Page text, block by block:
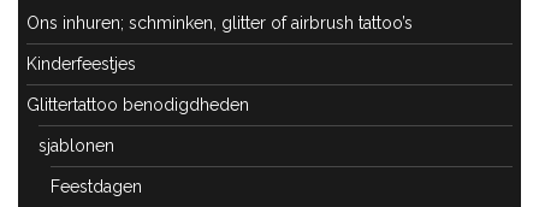
Ons inhuren; schminken, glitter of airbrush tattoo’s
Kinderfeestjes
Glittertattoo benodigdheden
sjablonen
Feestdagen